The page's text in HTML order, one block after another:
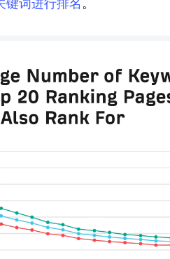
键词进行排名。